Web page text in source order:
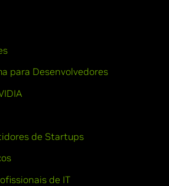
para Desenvolvedores
de Startups
de IT